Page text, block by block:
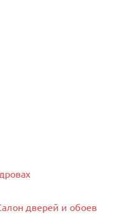
дверей и обоев